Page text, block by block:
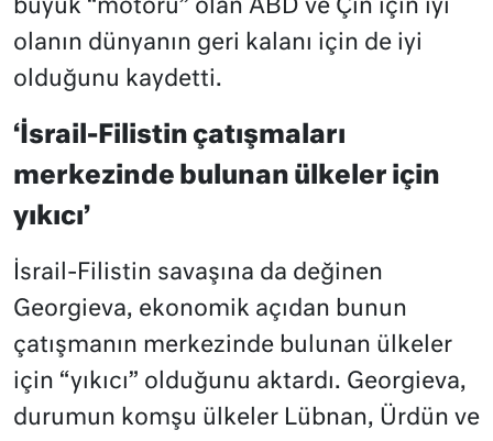
büyük “motoru” olan ABD ve Çin için iyi
olanın dünyanın geri kalanı için de iyi
olduğunu kaydetti.
‘İsrail-Filistin çatışmaları
merkezinde bulunan ülkeler için
yıkıcı’
İsrail-Filistin savaşına da değinen
Georgieva, ekonomik açıdan bunun
çatışmanın merkezinde bulunan ülkeler
için “yıkıcı” olduğunu aktardı. Georgieva,
durumun komşu ülkeler Lübnan, Ürdün ve